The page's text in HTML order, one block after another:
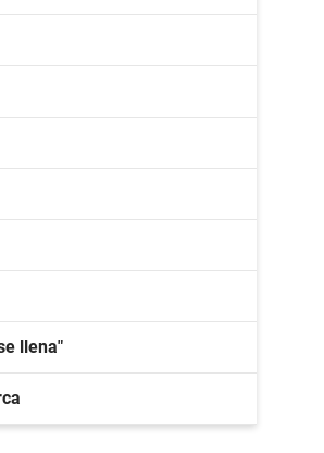
llena"